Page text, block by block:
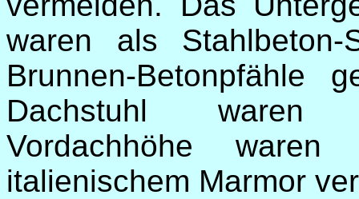
waren als
Brunnen-Betonpfähle
Dachstuhl waren
Vordachhöhe
italienischem Marmor